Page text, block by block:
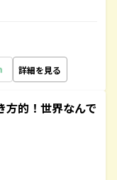
詳細を見る
的！世界なんで